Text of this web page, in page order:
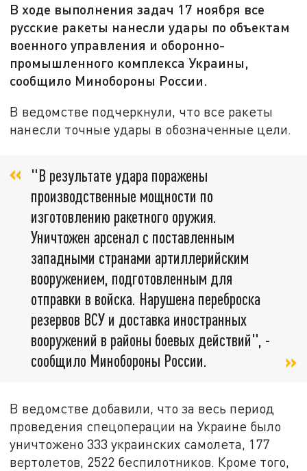
В ходе выполнения задач 17 ноября все
русские ракеты нанесли удары по объектам
военного управления и оборонно-
промышленного комплекса Украины,
сообщило Минобороны России.
В ведомстве подчеркнули, что все ракеты
нанесли точные удары в обозначенные цели.
"В результате удара поражены
производственные мощности по
изготовлению ракетного оружия.
Уничтожен арсенал с поставленным
западными странами артиллерийским
вооружением, подготовленным для
отправки в войска. Нарушена переброска
резервов ВСУ и доставка иностранных
вооружений в районы боевых действий", -
сообщило Минобороны России.
В ведомстве добавили, что за весь период
проведения спецоперации на Украине было
уничтожено 333 украинских самолета, 177
вертолетов, 2522 беспилотников. Кроме того,